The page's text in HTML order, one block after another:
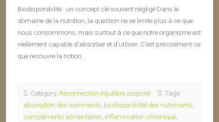
Biodisponibilité : un concept clé souvent négligé Dans le
domaine de la nutrition, la question ne se limite plus à ce que
nous consommons, mais surtout à ce que notre organisme est
réellement capable d’absorber et d’utiliser. C’est précisément ce
que recouvre la notion…
Category: Reconnection équilibre corporel
Tags:
absorption des nutriments biodisponibilité des nutriments
compléments alimentaires inflammation chronique